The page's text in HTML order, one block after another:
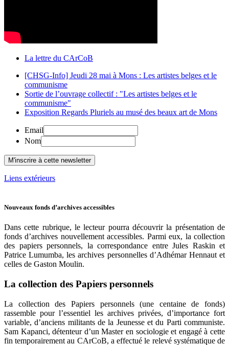
La lettre du CArCoB
[CHSG-Info] Jeudi 28 mai à Mons : Les artistes belges et le
communisme
Sortie de l’ouvrage collectif : "Les artistes belges et le
communisme"
Exposition Regards Pluriels au musé des beaux art de Mons
Email
Nom
Liens extérieurs
Nouveaux fonds d’archives accessibles
Dans cette rubrique, le lecteur pourra découvrir la présentation de
fonds d’archives nouvellement accessibles. Parmi eux, la collection
des papiers personnels, la correspondance entre Jules Raskin et
Patrice Lumumba, les archives personnelles d’Adhémar Hennaut et
celles de Gaston Moulin.
La collection des Papiers personnels
La collection des Papiers personnels (une centaine de fonds)
rassemble pour l’essentiel les archives privées, d’importance fort
variable, d’anciens militants de la Jeunesse et du Parti communiste.
Sam Kapanci, détenteur d’un Master en sociologie et engagé à cette
fin temporairement au CArCoB, a effectué le relevé systématique de